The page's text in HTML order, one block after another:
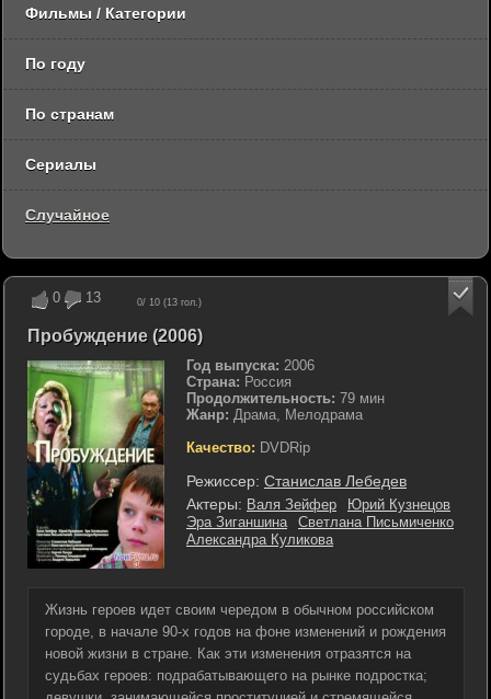
0 13 0/ 10 (13 гол.)
Пробуждение (2006)
Год выпуска: 2006
Страна: Россия
Продолжительность: 79 мин
Жанр: Драма, Мелодрама
Качество: DVDRip
Режиссер: Станислав Лебедев
Актеры: Валя Зейфер
Юрий Кузнецов
Эра Зиганшина
Светлана Письмиченко
Александра Куликова
Жизнь героев идет своим чередом в обычном российском
городе, в начале 90-х годов на фоне изменений и рождения
новой жизни в стране. Как эти изменения отразятся на
судьбах героев: подрабатывающего на рынке подростка;
Фильмы / Категории
По году
По странам
Сериалы
Случайное